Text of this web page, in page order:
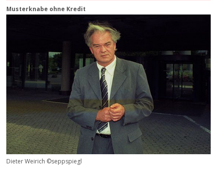
Musterknabe ohne Kredit
Dieter Weirich ©seppspiegl